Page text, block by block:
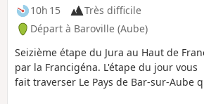
10h 15
Très difficile
Départ à Baroville (Aube)
Seizième étape du Jura au Haut de
par la Francigéna. L'étape du jour vous
fait traverser Le Pays de Bar-sur-Aube